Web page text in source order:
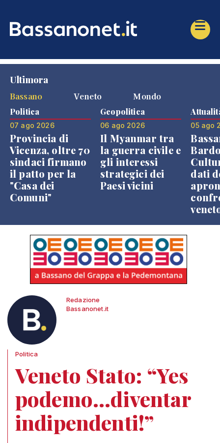
Ultimora
Bassano
Veneto Mondo
Politica
07 ago 2026
Provincia di
Vicenza, oltre 70
sindaci firmano
il patto per la
"Casa dei
Comuni"
Geopolitica
06 ago 2026
Il Myanmar tra
la guerra civile e
gli interessi
strategici dei
Paesi vicini
05 ago
dati
Redazione
Bassanonet.it
Politica
Veneto Stato: “Yes
podemo...diventar
indipendenti!”